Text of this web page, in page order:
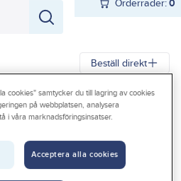
Orderrader:0
Beställ direkt
Tejp & Tätning
TESA
Packtejp, Bio &
cookies" samtycker du till lagring av cookies
på webbplatsen, analysera
i våra marknadsföringsinsatser.
Acceptera alla cookies